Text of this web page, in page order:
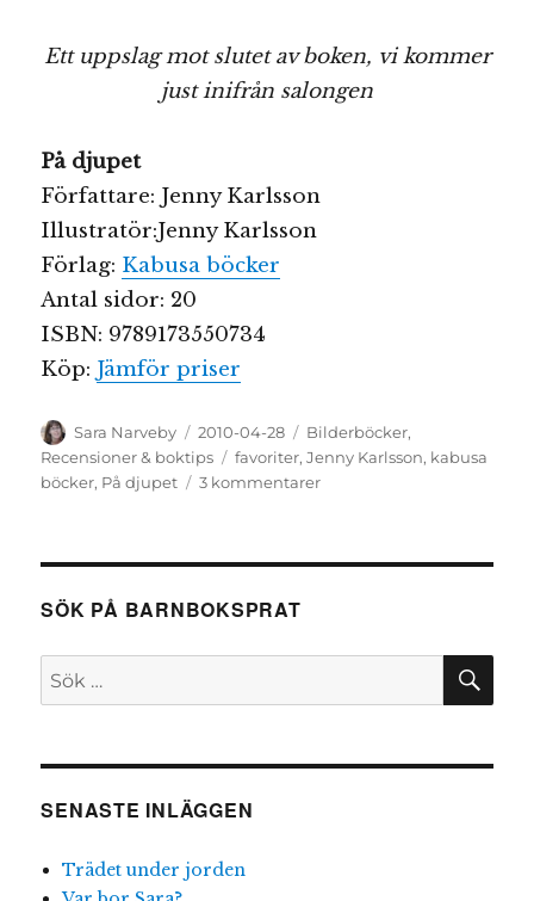
Ett uppslag mot slutet av boken, vi kommer
just inifrån salongen
På djupet
Författare: Jenny Karlsson
Illustratör:Jenny Karlsson
Förlag: Kabusa böcker
Antal sidor: 20
ISBN: 9789173550734
Köp: Jämför priser
Författare
Sara Narveby
Publicerat
den
2010-04-28 Kategorier
Bilderböcker,
Recensioner & boktips
Etiketter
favoriter,Jenny Karlsson, kabusa
böcker, På djupet 3 kommentarertill
SÖK PÅ BARNBOKSPRAT
Sök
SENASTE INLÄGGEN
Trädet under jorden